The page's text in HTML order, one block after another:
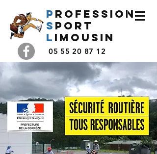
P rofession
s port
l imousin
05 55 20 87 12